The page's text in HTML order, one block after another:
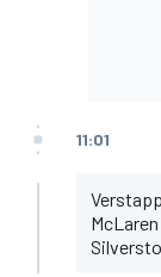
11:01